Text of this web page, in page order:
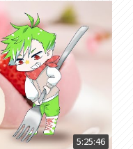
5:25:46